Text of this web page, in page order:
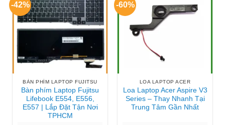
-42%
BÀN PHÍM LAPTOP FUJITSU
Bàn phím Laptop Fujitsu
Lifebook E554, E556,
E557 | Lắp Đặt Tận Nơi
TPHCM
-60%
LOA LAPTOP ACER
Loa Laptop Acer Aspire V3
Series – Thay Nhanh Tại
Trung Tâm Gần Nhất